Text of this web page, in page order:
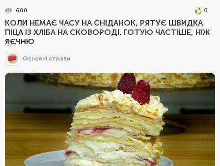
600 0
КОЛИ НЕМАЄ ЧАСУ НА СНІДАНОК, РЯТУЄ ШВИДКА
ПІЦА ІЗ ХЛІБА НА СКОВОРОДІ. ГОТУЮ ЧАСТІШЕ, НІЖ
ЯЄЧНЮ
Основні страви